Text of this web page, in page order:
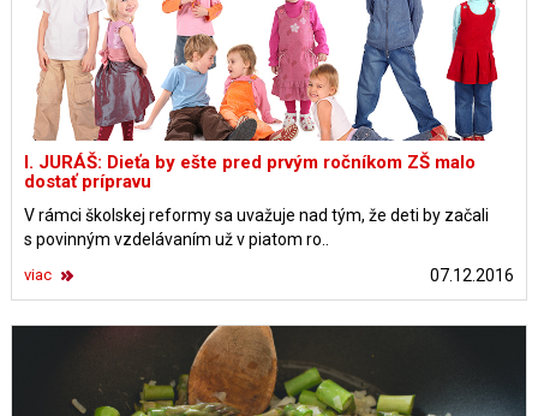
I. JURÁŠ: Dieťa by ešte pred prvým ročníkom ZŠ malo
dostať prípravu
V rámci školskej reformy sa uvažuje nad tým, že deti by začali
s povinným vzdelávaním už v piatom ro..
07.12.2016
viac